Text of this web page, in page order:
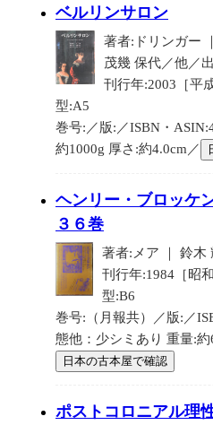
ベルリンサロン
著者:ドリンガー
茂幾 保代／他／
刊行年:2003［平
型:A5
巻号:／版:／ISBN・
約1000g 厚さ:約4.0cm／
ヘンリー・ブロッケ
３６巻
著者:メア ｜ 鈴木
刊行年:1984［昭
型:B6
巻号:（月報共）／版:／
態他：少シミあり 重量:約
日本の古本屋で確認
ポストコロニアル理